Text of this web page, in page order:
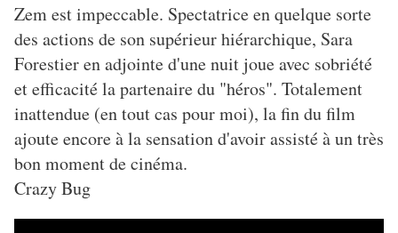
Zem est impeccable. Spectatrice en quelque sorte
des actions de son supérieur hiérarchique, Sara
Forestier en adjointe d'une nuit joue avec sobriété
et efficacité la partenaire du "héros". Totalement
inattendue (en tout cas pour moi), la fin du film
ajoute encore à la sensation d'avoir assisté à un très
bon moment de cinéma.
Crazy Bug